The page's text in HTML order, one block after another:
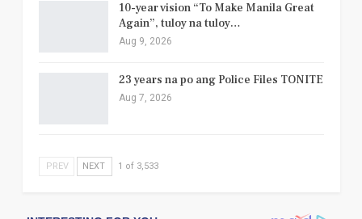
10-year vision “To Make Manila Great
Again”, tuloy na tuloy…
Aug 9, 2026
23 years na po ang Police Files TONITE
Aug 7, 2026
PREV NEXT 1 of 3,533